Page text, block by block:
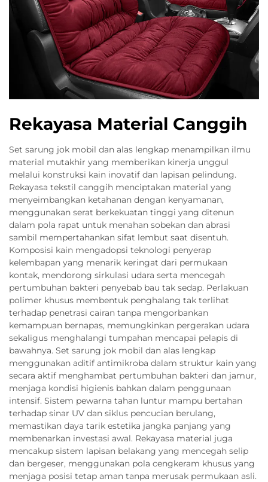
Rekayasa Material Canggih
Set sarung jok mobil dan alas lengkap menampilkan ilmu
material mutakhir yang memberikan kinerja unggul
melalui konstruksi kain inovatif dan lapisan pelindung.
Rekayasa tekstil canggih menciptakan material yang
menyeimbangkan ketahanan dengan kenyamanan,
menggunakan serat berkekuatan tinggi yang ditenun
dalam pola rapat untuk menahan sobekan dan abrasi
sambil mempertahankan sifat lembut saat disentuh.
Komposisi kain mengadopsi teknologi penyerap
kelembapan yang menarik keringat dari permukaan
kontak, mendorong sirkulasi udara serta mencegah
pertumbuhan bakteri penyebab bau tak sedap. Perlakuan
polimer khusus membentuk penghalang tak terlihat
terhadap penetrasi cairan tanpa mengorbankan
kemampuan bernapas, memungkinkan pergerakan udara
sekaligus menghalangi tumpahan mencapai pelapis di
bawahnya. Set sarung jok mobil dan alas lengkap
menggunakan aditif antimikroba dalam struktur kain yang
secara aktif menghambat pertumbuhan bakteri dan jamur,
menjaga kondisi higienis bahkan dalam penggunaan
intensif. Sistem pewarna tahan luntur mampu bertahan
terhadap sinar UV dan siklus pencucian berulang,
memastikan daya tarik estetika jangka panjang yang
membenarkan investasi awal. Rekayasa material juga
mencakup sistem lapisan belakang yang mencegah selip
dan bergeser, menggunakan pola cengkeram khusus yang
menjaga posisi tetap aman tanpa merusak permukaan asli.